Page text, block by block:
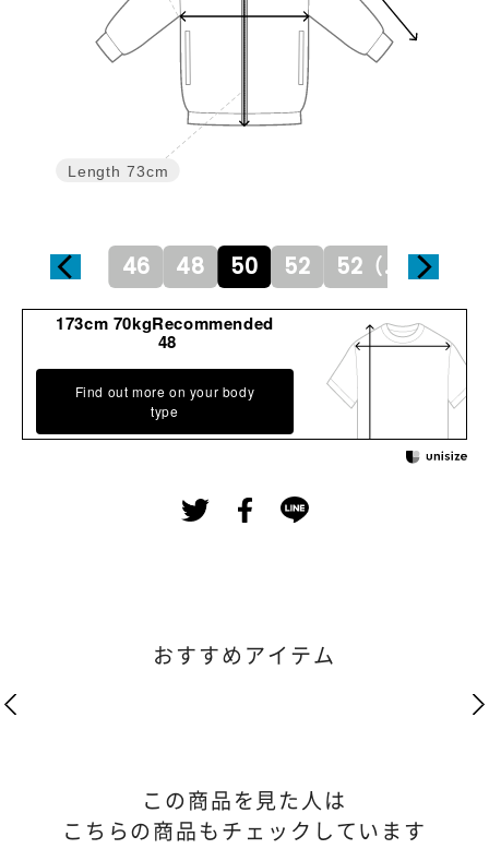
Length 73cm
46 48 50 52 52（L） 54
173cm 70kgRecommended
48
Find out more on your body
type
おすすめアイテム
この商品を見た人は
こちらの商品もチェックしています